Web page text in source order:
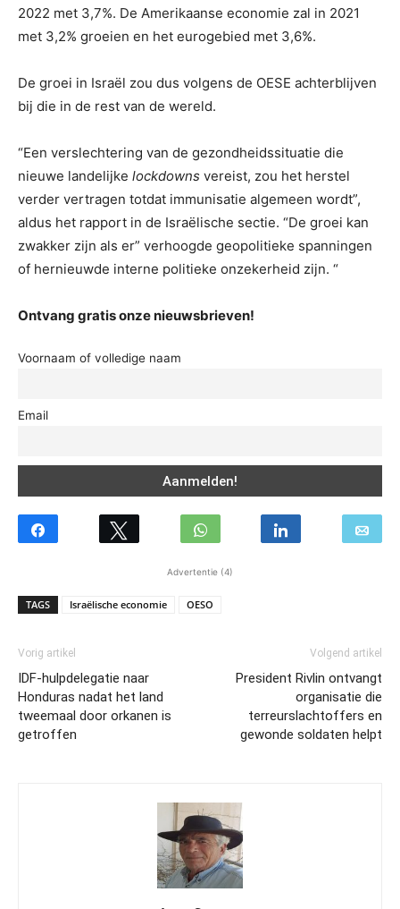
2022 met 3,7%. De Amerikaanse economie zal in 2021
met 3,2% groeien en het eurogebied met 3,6%.
De groei in Israël zou dus volgens de OESE achterblijven
bij die in de rest van de wereld.
“Een verslechtering van de gezondheidssituatie die
nieuwe landelijke lockdowns vereist, zou het herstel
verder vertragen totdat immunisatie algemeen wordt”,
aldus het rapport in de Israëlische sectie. “De groei kan
zwakker zijn als er” verhoogde geopolitieke spanningen
of hernieuwde interne politieke onzekerheid zijn. “
Ontvang gratis onze nieuwsbrieven!
Voornaam of volledige naam
Email
Advertentie (4)
TAGS Israëlische economie OESO
Vorig artikel
IDF-hulpdelegatie naar
Honduras nadat het land
tweemaal door orkanen is
getroffen
Volgend artikel
President Rivlin ontvangt
organisatie die
terreurslachtoffers en
gewonde soldaten helpt